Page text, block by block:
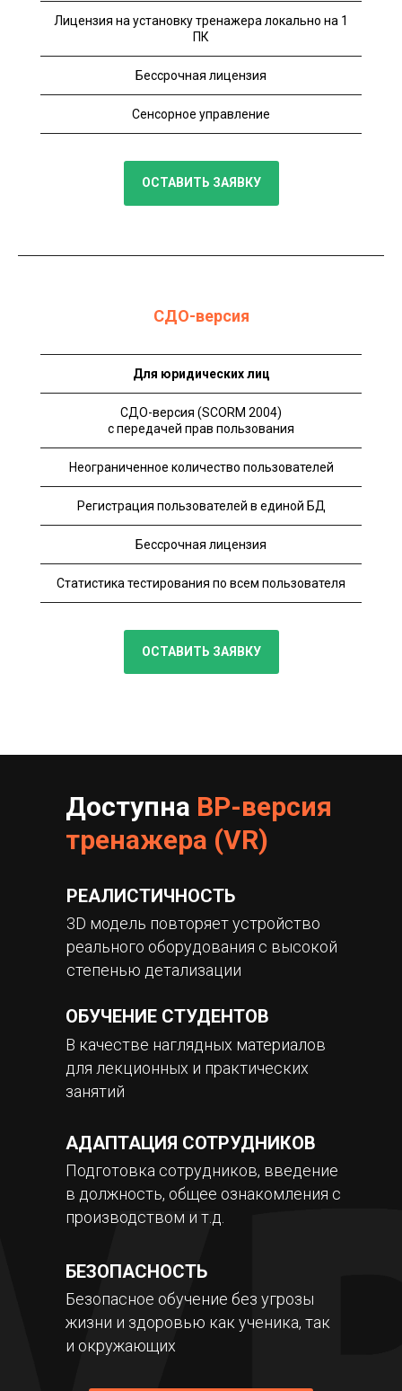
Лицензия на установку тренажера локально на 1
ПК
Бессрочная лицензия
Сенсорное управление
ОСТАВИТЬ ЗАЯВКУ
СДО-версия
Для юридических лиц
СДО-версия (SCORM 2004)
с передачей прав пользования
Неограниченное количество пользователей
Регистрация пользователей в единой БД
Бессрочная лицензия
Статистика тестирования по всем пользователя
ОСТАВИТЬ ЗАЯВКУ
В качестве наглядных материалов
для лекционных и практических
занятий
ОБУЧЕНИЕ СТУДЕНТОВ
Безопасное обучение без угрозы
жизни и здоровью как ученика, так
и окружающих
БЕЗОПАСНОСТЬ
3D модель повторяет устройство
реального оборудования с высокой
степенью детализации
РЕАЛИСТИЧНОСТЬ
Подготовка сотрудников, введение
в должность, общее ознакомления с
производством и т.д.
АДАПТАЦИЯ СОТРУДНИКОВ
Доступна ВР-версия
тренажера (VR)